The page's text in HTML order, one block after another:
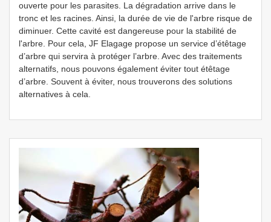
ouverte pour les parasites. La dégradation arrive dans le
tronc et les racines. Ainsi, la durée de vie de l'arbre risque de
diminuer. Cette cavité est dangereuse pour la stabilité de
l'arbre. Pour cela, JF Elagage propose un service d’étêtage
d’arbre qui servira à protéger l’arbre. Avec des traitements
alternatifs, nous pouvons également éviter tout étêtage
d’arbre. Souvent à éviter, nous trouverons des solutions
alternatives à cela.